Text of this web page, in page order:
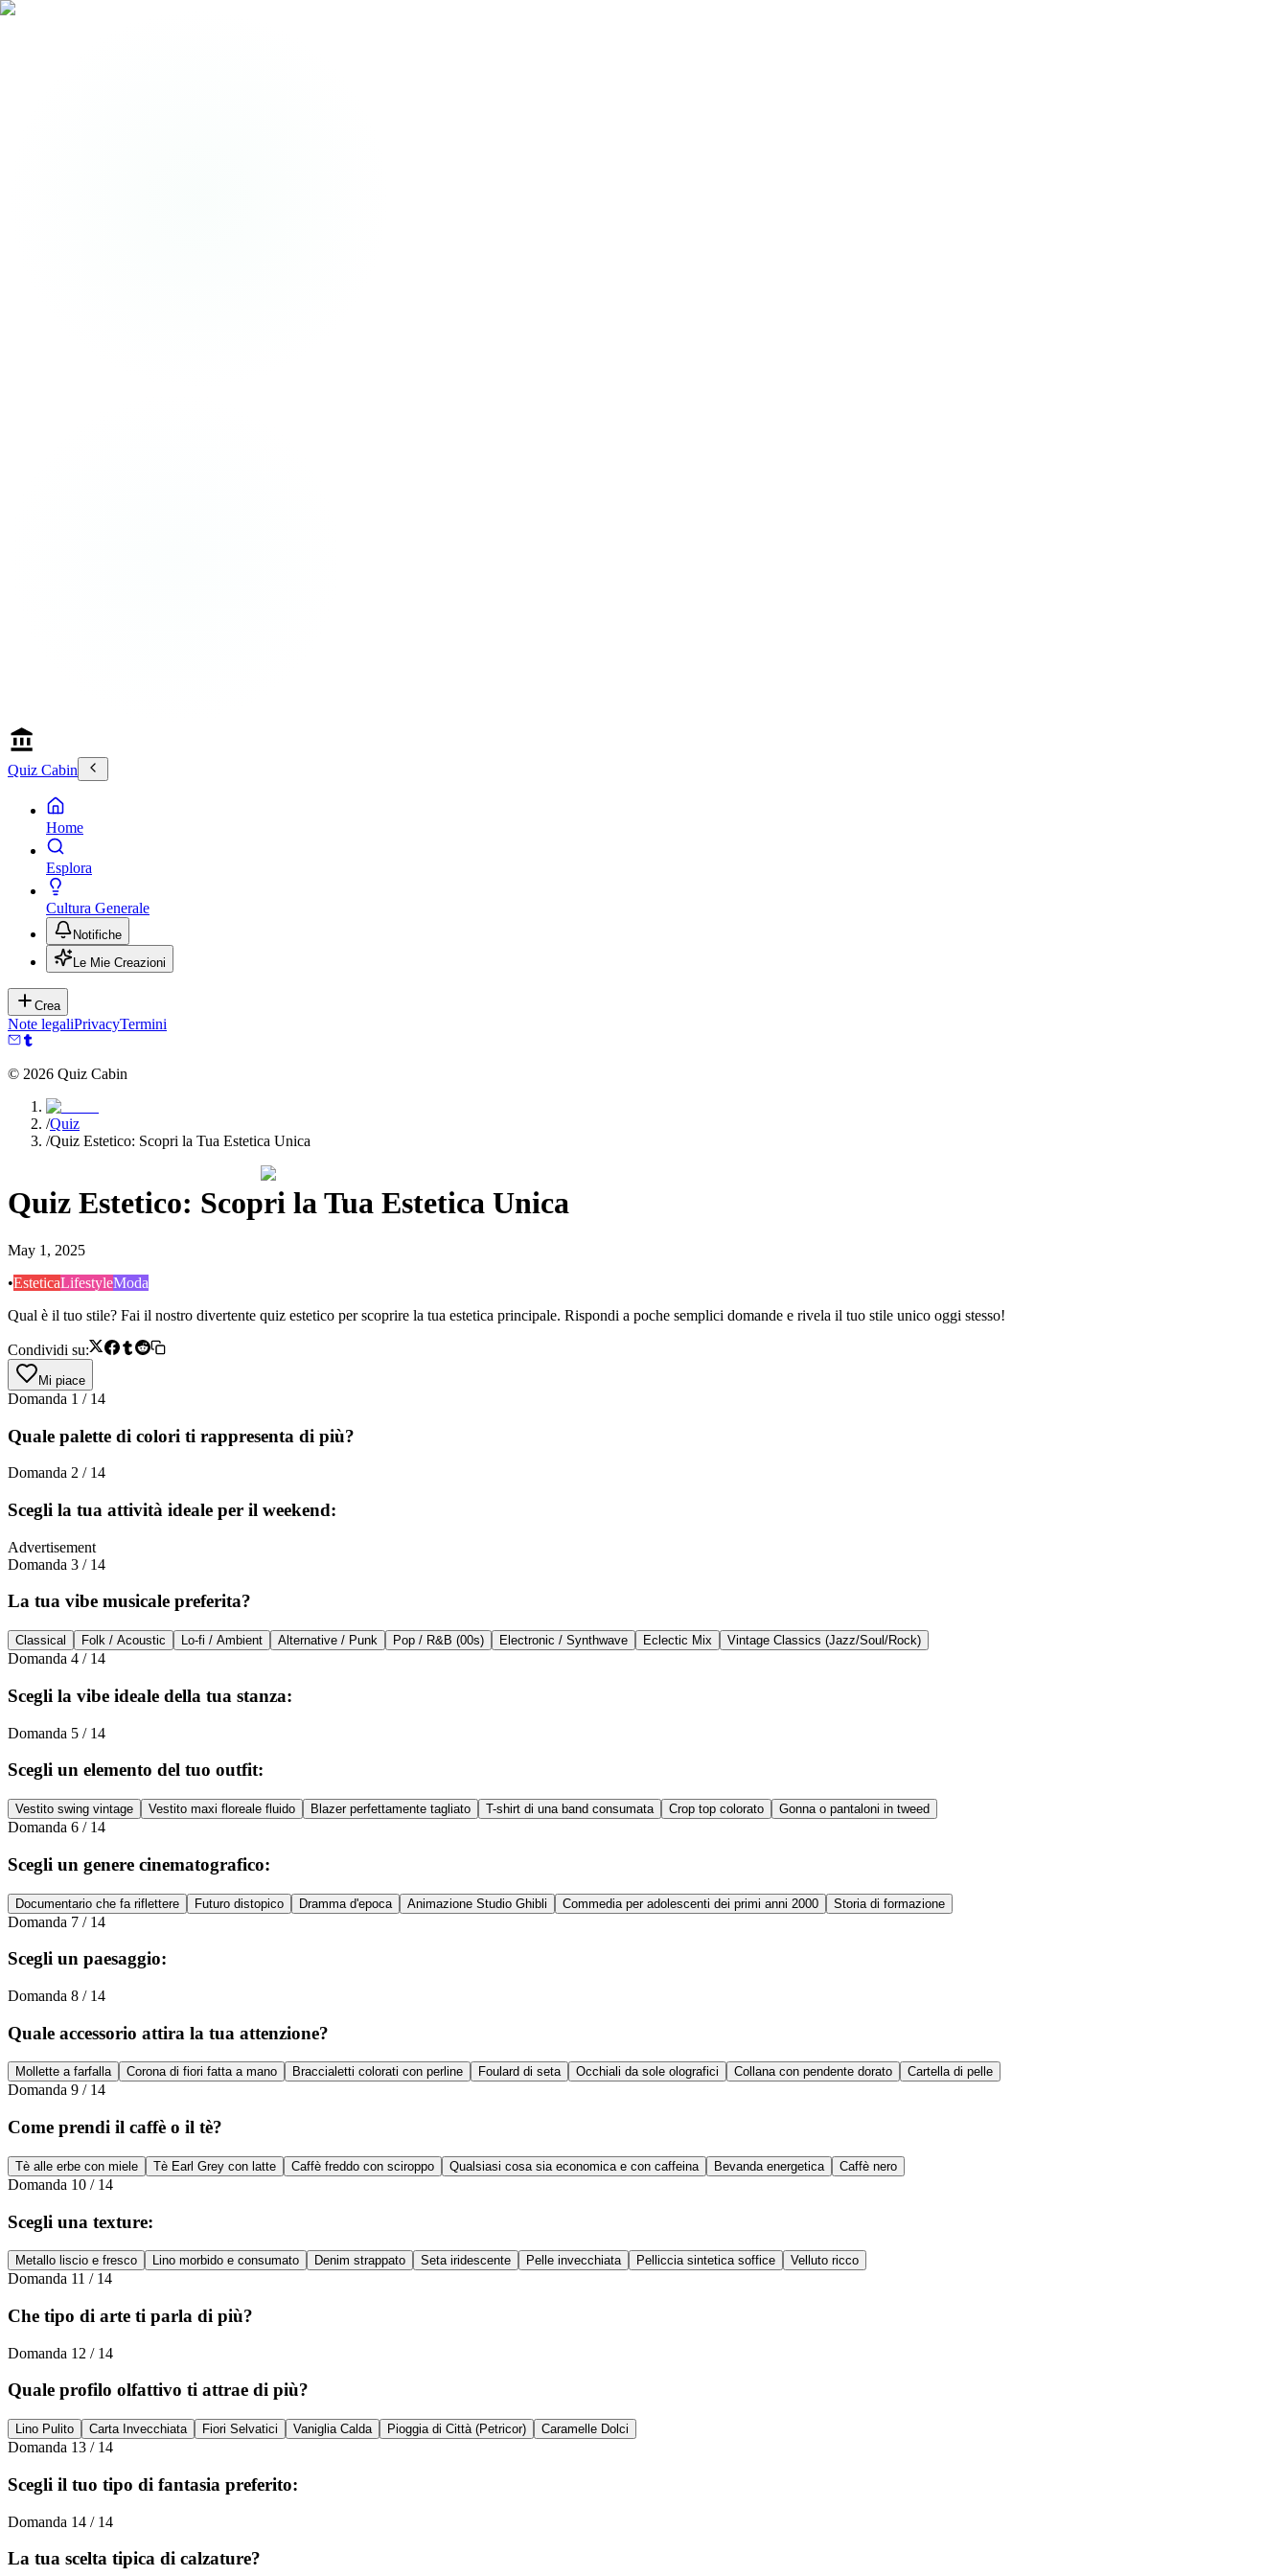
Quiz Cabin
Home
Esplora
Cultura Generale
Notifiche
Le Mie Creazioni
Crea
Note legaliPrivacyTermini
© 2026 Quiz Cabin
/Quiz
/Quiz Estetico: Scopri la Tua Estetica Unica
Quiz Estetico: Scopri la Tua Estetica Unica
May 1, 2025
•EsteticaLifestyleModa
Qual è il tuo stile? Fai il nostro divertente quiz estetico per scoprire la tua estetica principale. Rispondi a poche semplici domande e rivela il tuo stile unico oggi stesso!
Condividi su:
Mi piace
Domanda 1 / 14
Quale palette di colori ti rappresenta di più?
Domanda 2 / 14
Scegli la tua attività ideale per il weekend:
Advertisement
Domanda 3 / 14
La tua vibe musicale preferita?
Classical Folk / Acoustic Lo-fi / Ambient Alternative / Punk Pop / R&B (00s) Electronic / Synthwave Eclectic Mix Vintage Classics (Jazz/Soul/Rock)
Domanda 4 / 14
Scegli la vibe ideale della tua stanza:
Domanda 5 / 14
Scegli un elemento del tuo outfit:
Vestito swing vintage Vestito maxi floreale fluido Blazer perfettamente tagliato T-shirt di una band consumata Crop top colorato Gonna o pantaloni in tweed
Domanda 6 / 14
Scegli un genere cinematografico:
Documentario che fa riflettere Futuro distopico Dramma d'epoca Animazione Studio Ghibli Commedia per adolescenti dei primi anni 2000 Storia di formazione
Domanda 7 / 14
Scegli un paesaggio:
Domanda 8 / 14
Quale accessorio attira la tua attenzione?
Mollette a farfalla Corona di fiori fatta a mano Braccialetti colorati con perline Foulard di seta Occhiali da sole olografici Collana con pendente dorato Cartella di pelle
Domanda 9 / 14
Come prendi il caffè o il tè?
Tè alle erbe con miele Tè Earl Grey con latte Caffè freddo con sciroppo Qualsiasi cosa sia economica e con caffeina Bevanda energetica Caffè nero
Domanda 10 / 14
Scegli una texture:
Metallo liscio e fresco Lino morbido e consumato Denim strappato Seta iridescente Pelle invecchiata Pelliccia sintetica soffice Velluto ricco
Domanda 11 / 14
Che tipo di arte ti parla di più?
Domanda 12 / 14
Quale profilo olfattivo ti attrae di più?
Lino Pulito Carta Invecchiata Fiori Selvatici Vaniglia Calda Pioggia di Città (Petricor) Caramelle Dolci
Domanda 13 / 14
Scegli il tuo tipo di fantasia preferito:
Domanda 14 / 14
La tua scelta tipica di calzature?